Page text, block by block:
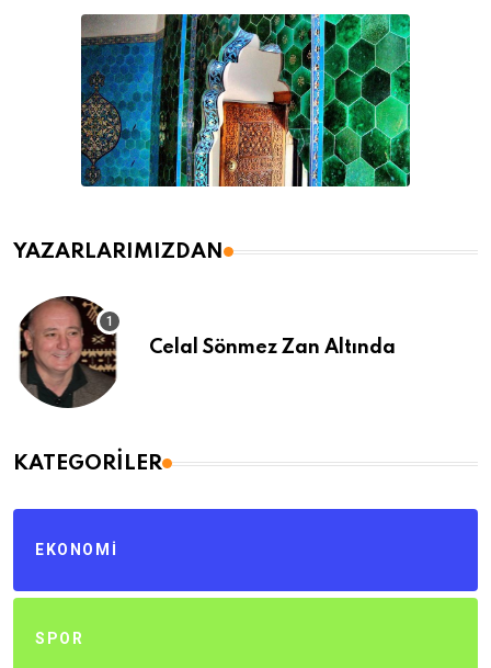
YAZARLARIMIZDAN
Celal Sönmez Zan Altında
KATEGORILER
EKONOMI
SPOR